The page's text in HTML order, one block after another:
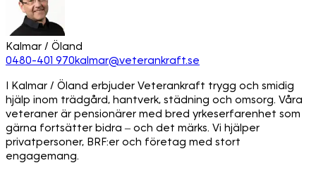
Kalmar / Öland
0480-401 970kalmar@veterankraft.se
I Kalmar / Öland erbjuder Veterankraft trygg och smidig
hjälp inom trädgård, hantverk, städning och omsorg. Våra
veteraner är pensionärer med bred yrkeserfarenhet som
gärna fortsätter bidra – och det märks. Vi hjälper
privatpersoner, BRF:er och företag med stort
engagemang.